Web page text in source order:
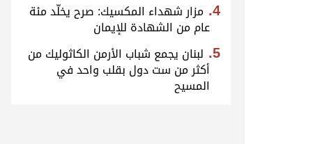
مزار شهداء المكسيك: صرح يخلّد مئة
عام من الشهادة للإيمان
لبنان يجمع شباب الأرمن الكاثوليك من
أكثر من ست دول بقلب واحد في
المسيح